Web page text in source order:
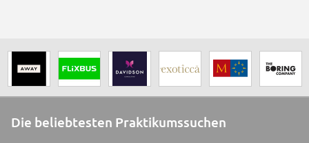
Die beliebtesten Praktikumssuchen